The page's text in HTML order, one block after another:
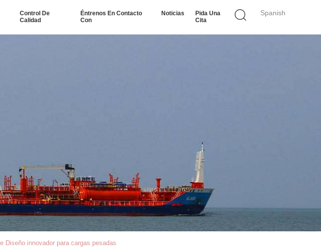
Spanish
Control De
Calidad
Éntrenos En Contacto
Con
Noticias
Pida Una
Cita
Diseño innovador para cargas pesadas